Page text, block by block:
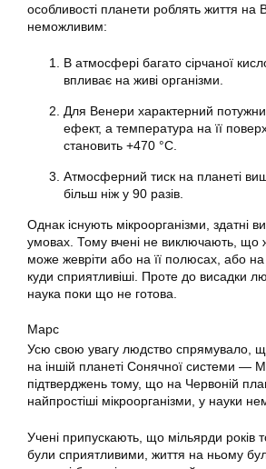
особливості планети роблять життя на
неможливим:
В атмосфері багато сірчаної
впливає на живі організми.
Для Венери характерний
ефект, а температура на її
становить +470 °C.
Атмосферний тиск на планеті
більш ніж у 90 разів.
Однак існують мікроорганізми, здатні
умовах. Тому вчені не виключають, що
може жевріти або на її полюсах, або
куди сприятливіші. Проте до висадки
наука поки що не готова.
Марс
Усю свою увагу людство спрямувало,
на іншій планеті Сонячної системи —
підтверджень тому, що на Червоній
найпростіші мікроорганізми, у науки
Учені припускають, що мільярди років
були сприятливими, життя на ньому